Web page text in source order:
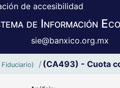
de accesibilidad
de Información
sie@banxico.org.mx
(CA493) - Cuota